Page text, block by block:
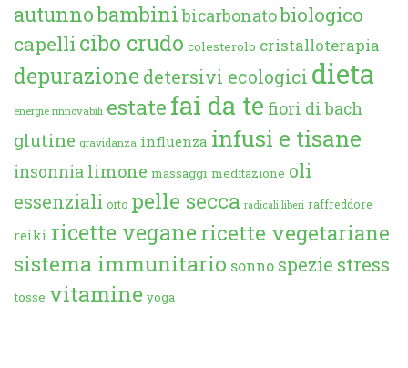
autunnobambini bicarbonatobiologico
capelli cibo crudo colesterolo cristalloterapia
depurazione detersivi ecologici dieta
energie rinnovabili estate fai da te fiori di bach
glutine gravidanza influenza infusi e tisane
insonnia limone massaggi meditazione oli
essenziali orto pelle secca radicali liberi raffreddore
reiki ricette veganericette vegetariane
sistema immunitario sonno spezie stress
tosse vitamine yoga